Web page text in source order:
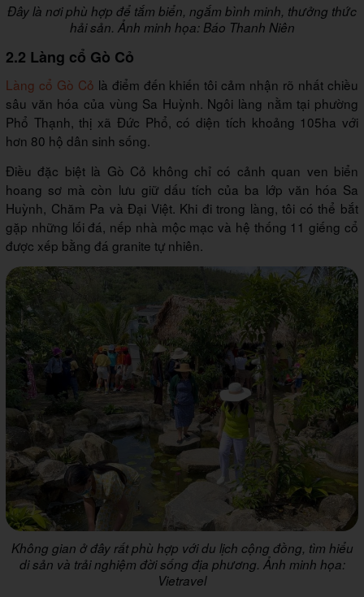
Đây là nơi phù hợp để tắm biển, ngắm bình minh, thưởng thức
hải sản. Ảnh minh họa: Báo Thanh Niên
2.2 Làng cổ Gò Cỏ
Làng cổ Gò Cỏ là điểm đến khiến tôi cảm nhận rõ nhất chiều
sâu văn hóa của vùng Sa Huỳnh. Ngôi làng nằm tại phường
Phổ Thạnh, thị xã Đức Phổ, có diện tích khoảng 105ha với
hơn 80 hộ dân sinh sống.
Điều đặc biệt là Gò Cỏ không chỉ có cảnh quan ven biển
hoang sơ mà còn lưu giữ dấu tích của ba lớp văn hóa Sa
Huỳnh, Chăm Pa và Đại Việt. Khi đi trong làng, tôi có thể bắt
gặp những lối đá, nếp nhà mộc mạc và hệ thống 11 giếng cổ
được xếp bằng đá granite tự nhiên.
Không gian ở đây rất phù hợp với du lịch cộng đồng, tìm hiểu
di sản và trải nghiệm đời sống địa phương. Ảnh minh họa:
Vietravel